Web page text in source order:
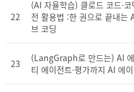
22
(AI 자율학습) 클로드 코드·
전 활용법 :한 권으로 끝내는
브 코딩
23
(LangGraph로 만드는) AI
티 에이전트·평가까지 AI 에